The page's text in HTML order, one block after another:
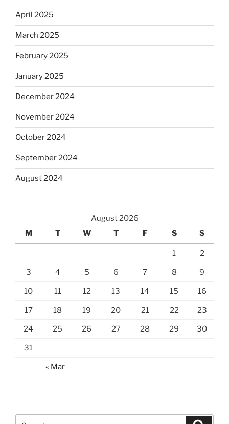
April 2025
March 2025
February 2025
January 2025
December 2024
November 2024
October 2024
September 2024
August 2024
August 2026
M
T W T F S S
1 2
3 4 5 6 7 8 9
10 11 12 13 14 15 16
17 18 19 20 21 22 23
24 25 26 27 28 29 30
31
« Mar